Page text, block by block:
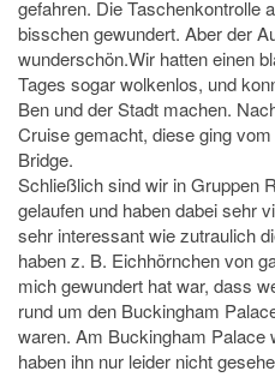
gefahren. Die Taschenkontrolle
bisschen gewundert. Aber der
wunderschön.Wir hatten einen
Tages sogar wolkenlos, und
Ben und der Stadt machen.
Cruise gemacht, diese ging
Bridge.
Schließlich sind wir in Gruppen
gelaufen und haben dabei sehr
sehr interessant wie zutraulich
haben z. B. Eichhörnchen von
mich gewundert hat war, dass
rund um den Buckingham
waren. Am Buckingham Palace
haben ihn nur leider nicht